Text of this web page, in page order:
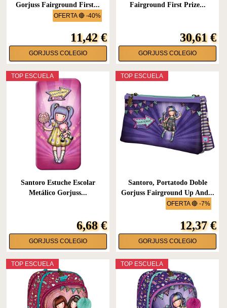
OFERTA 🔴 -40%
Gorjuss Fairground First...
11,42 €
GORJUSS COLEGIO
Fairground First Prize...
30,61 €
GORJUSS COLEGIO
TOP ESCUELA
Santoro Estuche Escolar
Metálico Gorjuss...
6,68 €
GORJUSS COLEGIO
OFERTA 🔴 -7%
TOP ESCUELA
Santoro, Portatodo Doble
Gorjuss Fairground Up And...
12,37 €
GORJUSS COLEGIO
TOP ESCUELA TOP ESCUELA